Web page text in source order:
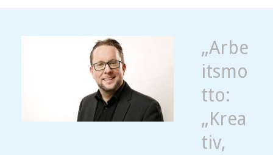
„Arbe
itsmo
tto:
„Krea
tiv,